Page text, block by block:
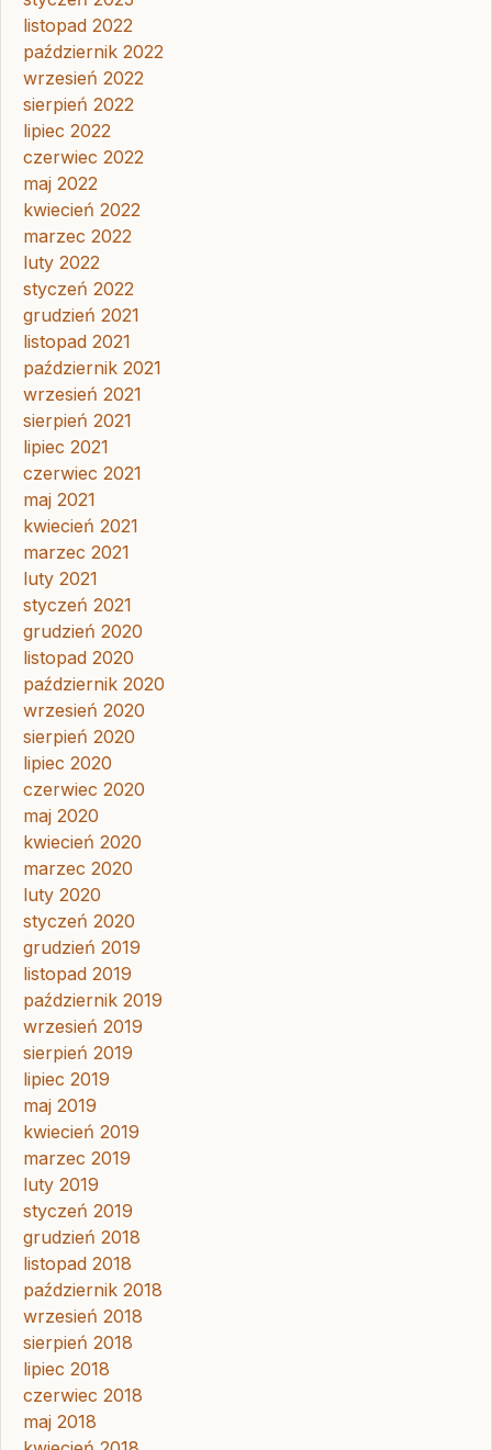
listopad 2022
październik 2022
wrzesień 2022
sierpień 2022
lipiec 2022
czerwiec 2022
maj 2022
kwiecień 2022
marzec 2022
luty 2022
styczeń 2022
grudzień 2021
listopad 2021
październik 2021
wrzesień 2021
sierpień 2021
lipiec 2021
czerwiec 2021
maj 2021
kwiecień 2021
marzec 2021
luty 2021
styczeń 2021
grudzień 2020
listopad 2020
październik 2020
wrzesień 2020
sierpień 2020
lipiec 2020
czerwiec 2020
maj 2020
kwiecień 2020
marzec 2020
luty 2020
styczeń 2020
grudzień 2019
listopad 2019
październik 2019
wrzesień 2019
sierpień 2019
lipiec 2019
maj 2019
kwiecień 2019
marzec 2019
luty 2019
styczeń 2019
grudzień 2018
listopad 2018
październik 2018
wrzesień 2018
sierpień 2018
lipiec 2018
czerwiec 2018
maj 2018